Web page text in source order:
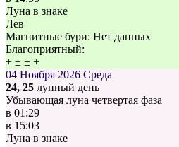
Луна в знаке
Лев
Магнитные бури: Нет данных
Благоприятный:
+ ± ± +
04 Ноября 2026 Среда
24, 25 лунный день
Убывающая луна четвертая фаза
в 01:29
в 15:03
Луна в знаке